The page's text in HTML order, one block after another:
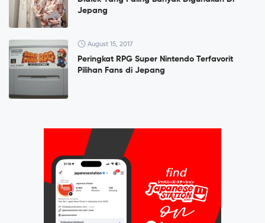
Jepang
August 15, 2017
Peringkat RPG Super Nintendo Terfavorit
Pilihan Fans di Jepang